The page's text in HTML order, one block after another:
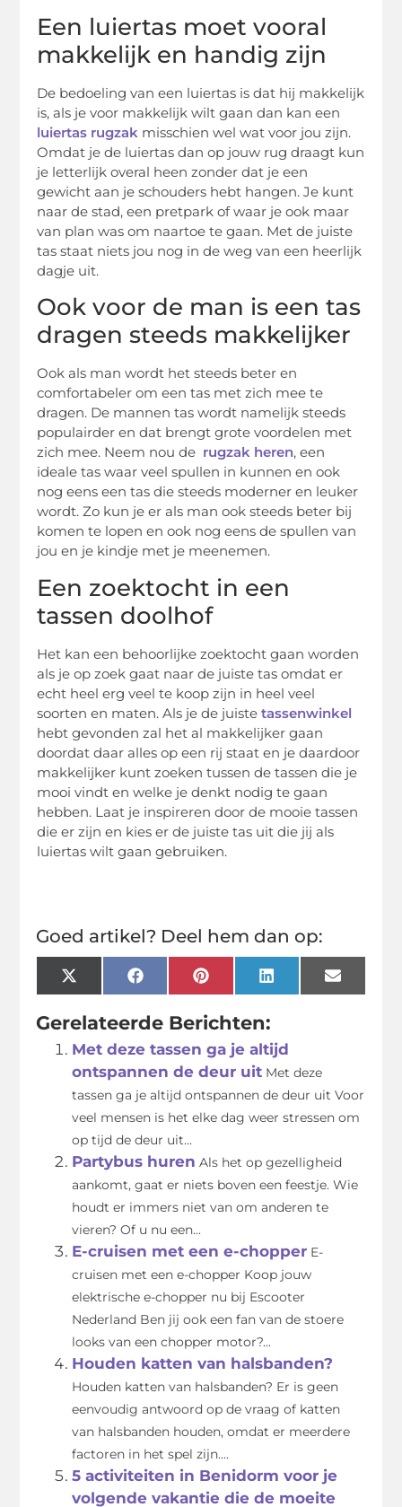
Een luiertas moet vooral
makkelijk en handig zijn
De bedoeling van een luiertas is dat hij makkelijk
is, als je voor makkelijk wilt gaan dan kan een
luiertas rugzak misschien wel wat voor jou zijn.
Omdat je de luiertas dan op jouw rug draagt kun
je letterlijk overal heen zonder dat je een
gewicht aan je schouders hebt hangen. Je kunt
naar de stad, een pretpark of waar je ook maar
van plan was om naartoe te gaan. Met de juiste
tas staat niets jou nog in de weg van een heerlijk
dagje uit.
Ook voor de man is een tas
dragen steeds makkelijker
Ook als man wordt het steeds beter en
comfortabeler om een tas met zich mee te
dragen. De mannen tas wordt namelijk steeds
populairder en dat brengt grote voordelen met
zich mee. Neem nou de rugzak heren, een
ideale tas waar veel spullen in kunnen en ook
nog eens een tas die steeds moderner en leuker
wordt. Zo kun je er als man ook steeds beter bij
komen te lopen en ook nog eens de spullen van
jou en je kindje met je meenemen.
Een zoektocht in een
tassen doolhof
Het kan een behoorlijke zoektocht gaan worden
als je op zoek gaat naar de juiste tas omdat er
echt heel erg veel te koop zijn in heel veel
soorten en maten. Als je de juistetassenwinkel
hebt gevonden zal het al makkelijker gaan
doordat daar alles op een rij staat en je daardoor
makkelijker kunt zoeken tussen de tassen die je
mooi vindt en welke je denkt nodig te gaan
hebben. Laat je inspireren door de mooie tassen
die er zijn en kies er de juiste tas uit die jij als
luiertas wilt gaan gebruiken.
Goed artikel? Deel hem dan op:
X
(Twitter)
FacebookPinterestLinkedInEmail
Gerelateerde Berichten:
Met deze tassen ga je altijd
ontspannen de deur uit Met deze
tassen ga je altijd ontspannen de deur uit Voor
veel mensen is het elke dag weer stressen om
op tijd de deur uit...
Partybus huren Als het op gezelligheid
aankomt, gaat er niets boven een feestje. Wie
houdt er immers niet van om anderen te
vieren? Of u nu een...
E-cruisen met een e-chopper E-
cruisen met een e-chopper Koop jouw
elektrische e-chopper nu bij Escooter
Nederland Ben jij ook een fan van de stoere
looks van een chopper motor?...
Houden katten van halsbanden?
Houden katten van halsbanden? Er is geen
eenvoudig antwoord op de vraag of katten
van halsbanden houden, omdat er meerdere
factoren in het spel zijn....
5 activiteiten in Benidorm voor je
volgende vakantie die de moeite